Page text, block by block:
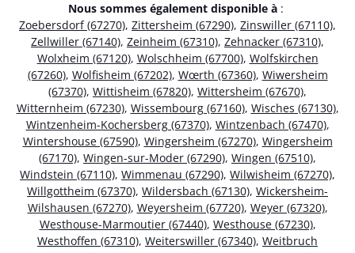
Nous sommes également disponible à :
Zoebersdorf (67270), Zittersheim (67290), Zinswiller (67110),
Zellwiller (67140), Zeinheim (67310), Zehnacker (67310),
Wolxheim (67120), Wolschheim (67700), Wolfskirchen
(67260), Wolfisheim (67202), Wœrth (67360), Wiwersheim
(67370), Wittisheim (67820), Wittersheim (67670),
Witternheim (67230), Wissembourg (67160), Wisches (67130),
Wintzenheim-Kochersberg (67370), Wintzenbach (67470),
Wintershouse (67590), Wingersheim (67270), Wingersheim
(67170), Wingen-sur-Moder (67290), Wingen (67510),
Windstein (67110), Wimmenau (67290), Wilwisheim (67270),
Willgottheim (67370), Wildersbach (67130), Wickersheim-
Wilshausen (67270), Weyersheim (67720), Weyer (67320),
Westhouse-Marmoutier (67440), Westhouse (67230),
Westhoffen (67310), Weiterswiller (67340), Weitbruch